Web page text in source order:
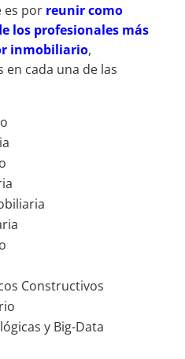
es por reunir como
los profesionales más
inmobiliario,
cada una de las
Constructivos
y Big-Data